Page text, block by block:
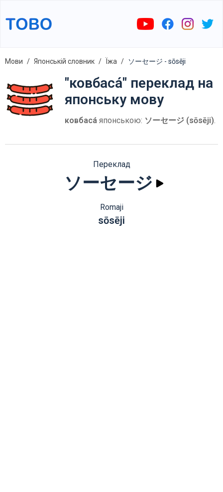
Мови Японській словник Їжа ソーセージ - sōsēji
"ковбаса́" переклад на
японську мову
ковбаса́ японською: ソーセージ (sōsēji).
Переклад
ソーセージ
Romaji
sōsēji